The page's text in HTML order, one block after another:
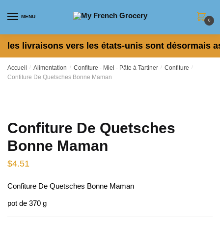
MENU
0
les livraisons vers les états-unis sont désormais
Accueil / Alimentation / Confiture - Miel - Pâte à Tartiner / Confiture /
Confiture De Quetsches Bonne Maman
Confiture De Quetsches
Bonne Maman
$4.51
Confiture De Quetsches Bonne Maman
pot de 370 g